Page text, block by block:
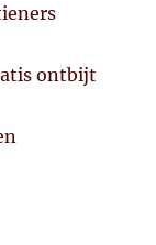
ontbijt